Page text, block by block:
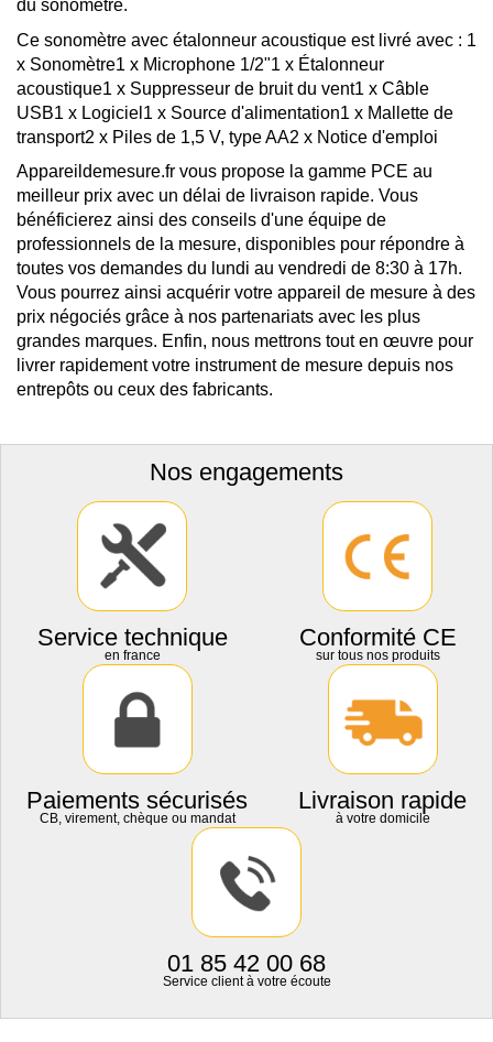
du sonomètre.
Ce sonomètre avec étalonneur acoustique est livré avec : 1
x Sonomètre1 x Microphone 1/2"1 x Étalonneur
acoustique1 x Suppresseur de bruit du vent1 x Câble
USB1 x Logiciel1 x Source d'alimentation1 x Mallette de
transport2 x Piles de 1,5 V, type AA2 x Notice d'emploi
Appareildemesure.fr vous propose la gamme PCE au
meilleur prix avec un délai de livraison rapide. Vous
bénéficierez ainsi des conseils d'une équipe de
professionnels de la mesure, disponibles pour répondre à
toutes vos demandes du lundi au vendredi de 8:30 à 17h.
Vous pourrez ainsi acquérir votre appareil de mesure à des
prix négociés grâce à nos partenariats avec les plus
grandes marques. Enfin, nous mettrons tout en œuvre pour
livrer rapidement votre instrument de mesure depuis nos
entrepôts ou ceux des fabricants.
Nos engagements
Service technique
en france
Conformité CE
sur tous nos produits
Paiements sécurisés
CB, virement, chèque ou mandat
Livraison rapide
à votre domicile
01 85 42 00 68
Service client à votre écoute